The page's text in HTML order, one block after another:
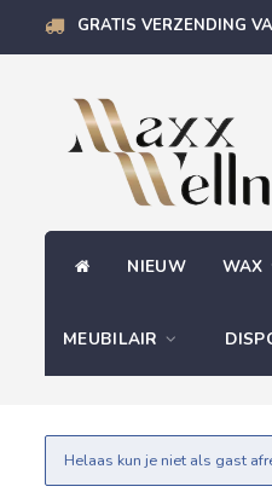
GRATIS VERZENDING
NIEUW WAX
MEUBILAIR
Helaas kun je niet als gast